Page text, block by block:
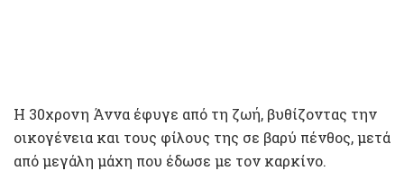
Η 30χρονη Άννα έφυγε από τη ζωή, βυθίζοντας την
οικογένεια και τους φίλους της σε βαρύ πένθος, μετά
από μεγάλη μάχη που έδωσε με τον καρκίνο.